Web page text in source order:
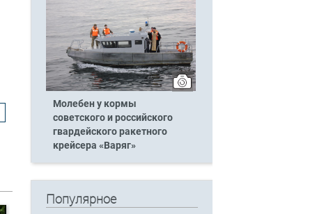
Молебен у кормы
советского и российского
гвардейского ракетного
крейсера «Варяг»
Популярное